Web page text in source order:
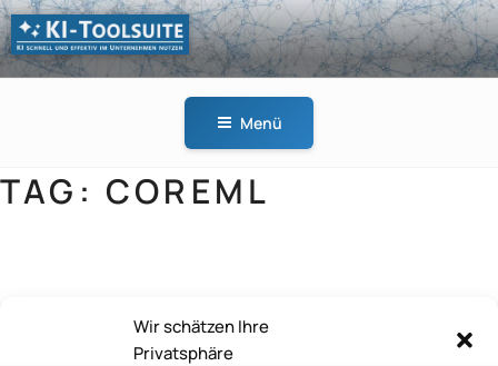
Wir schätzen Ihre
Privatsphäre
Zum
Inhalt
springen
KI-
Menü
TAG: COREML